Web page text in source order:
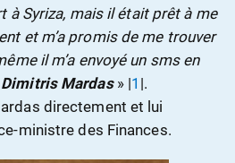
à Syriza, mais il était prêt à me
et m’a promis de me trouver
il m’a envoyé un sms en
Dimitris Mardas » |1 |.
directement et lui
ministre des Finances.